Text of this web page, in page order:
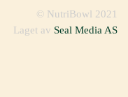
© NutriBowl 2021
Laget av Seal Media AS